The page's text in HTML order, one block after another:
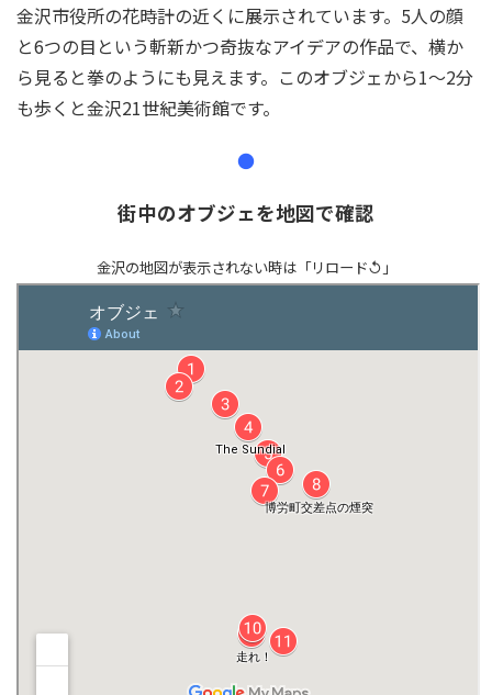
金沢市役所の花時計の近くに展示されています。5人の顔
と6つの目という斬新かつ奇抜なアイデアの作品で、横か
ら見ると拳のようにも見えます。このオブジェから1～2分
も歩くと金沢21世紀美術館です。
●
街中のオブジェを地図で確認
金沢の地図が表示されない時は「リロード↺」